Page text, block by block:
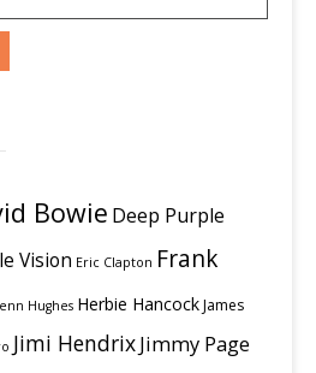
Bowie Deep Purple
Vision Eric Clapton Frank
Hughes Herbie HancockJames
Jimi HendrixJimmy Page